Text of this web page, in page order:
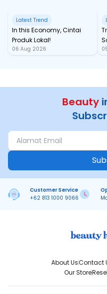
Latest Trend
In this Economy, Cintai
Produk Lokal!
06 Aug 2026
Beauty
Customer Service
+62 813 1000 9066
About UsContact
Our Store